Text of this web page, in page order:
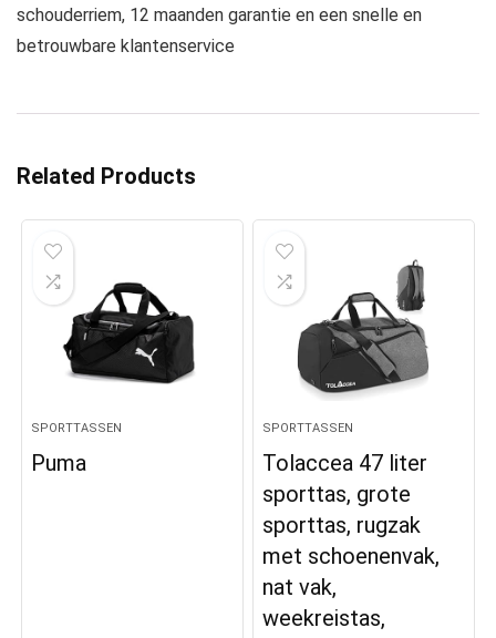
schouderriem, 12 maanden garantie en een snelle en
betrouwbare klantenservice
Related Products
SPORTTASSEN
Puma
SPORTTASSEN
Tolaccea 47 liter
sporttas, grote
sporttas, rugzak
met schoenenvak,
nat vak,
weekreistas,